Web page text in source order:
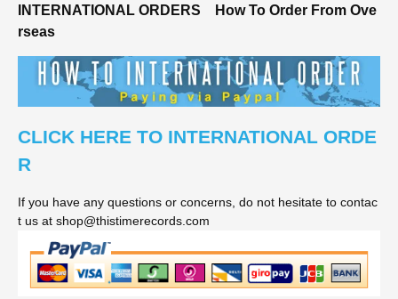
INTERNATIONAL ORDERS How To Order From Ove
rseas
CLICK HERE TO INTERNATIONAL ORDE
R
If you have any questions or concerns, do not hesitate to contac
t us at shop@thistimerecords.com